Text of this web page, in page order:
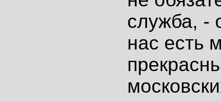
служба, -
нас есть